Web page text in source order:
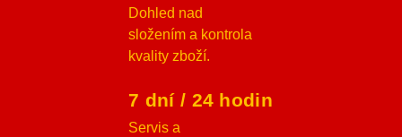
Dohled nad
složením a kontrola
kvality zboží.
7 dní / 24 hodin
Servis a